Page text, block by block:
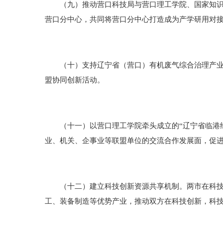
（九）推动营口科技局与营口理工学院、国家知识
营口分中心，共同将营口分中心打造成为产学研用对
（十）支持辽宁省（营口）有机废气综合治理产业
盟协同创新活动。
（十一）以营口理工学院牵头成立的“辽宁省临港
业、机关、企事业等联盟单位的交流合作发展面，促
（十二）建立科技创新资源共享机制。两市在科技
工、装备制造等优势产业，推动双方在科技创新，科